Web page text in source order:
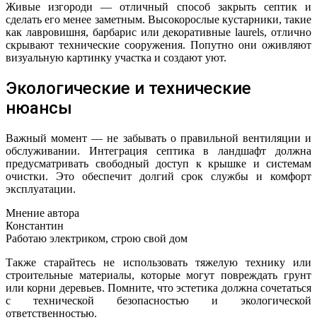
Живые изгороди — отличный способ закрыть септик и
сделать его менее заметным. Высокорослые кустарники, такие
как лавровишня, барбарис или декоративные laurels, отлично
скрывают технические сооружения. Попутно они оживляют
визуальную картинку участка и создают уют.
Экологические и технические
нюансы
Важный момент — не забывать о правильной вентиляции и
обслуживании. Интеграция септика в ландшафт должна
предусматривать свободный доступ к крышке и системам
очистки. Это обеспечит долгий срок службы и комфорт
эксплуатации.
Мнение автора
Константин
Работаю электриком, строю свой дом
Также старайтесь не использовать тяжелую технику или
строительные материалы, которые могут повреждать грунт
или корни деревьев. Помните, что эстетика должна сочетаться
с технической безопасностью и экологической
ответственностью.